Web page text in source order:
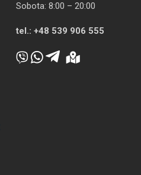
Sobota: 8:00 – 20:00
tel.: +48 539 906 555